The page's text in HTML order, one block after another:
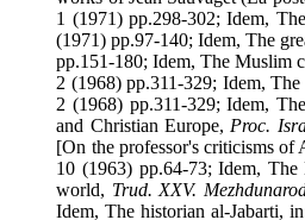
1 (1971) pp.298-302; Idem,
(1971) pp.97-140; Idem,
pp.151-180; Idem, The
2 (1968) pp.311-329; Idem,
2 (1968) pp.311-329; Idem,
and Christian Europe,Proc.
[On the professor's
10 (1963) pp.64-73; Idem,
world,Trud. XXV.
Idem, The historian al-